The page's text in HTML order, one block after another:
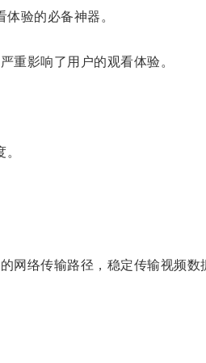
验的必备神器。
影响了用户的观看体验。
络传输路径，稳定传输视频数